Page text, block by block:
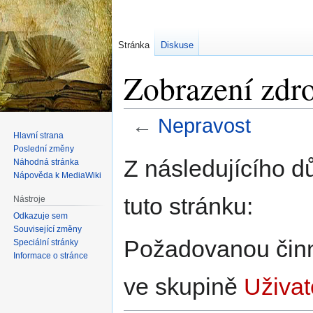
Zobrazení
← Nepravost
na
na
Z následujícího
tuto stránku:
Požadovanou
ve skupině
Stránka Diskuse
Hlavní strana
Poslední změny
Náhodná stránka
Nápověda k MediaWiki
Nástroje
Odkazuje sem
Související změny
Speciální stránky
Informace o stránce